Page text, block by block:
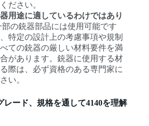
ださい。
用途に適しているわけではあり
部の銃器部品には使用可能です
特定の設計上の考慮事項や規制
ての銃器の厳しい材料要件を満
があります。銃器に使用する材
際は、必ず資格のある専門家に
い。
レード、規格を通して4140を理解